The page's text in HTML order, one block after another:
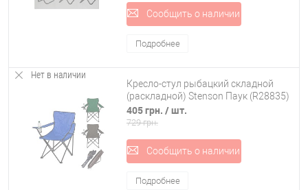
Сообщить о наличии
Подробнее
Нет в наличии
Кресло-стул рыбацкий складной
(раскладной) Stenson Паук (R28835)
405 грн. / шт.
729 грн.
Сообщить о наличии
Подробнее